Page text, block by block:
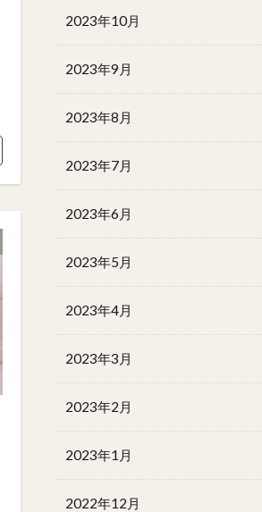
2023年10月
2023年9月
2023年8月
2023年7月
2023年6月
2023年5月
2023年4月
2023年3月
2023年2月
2023年1月
2022年12月